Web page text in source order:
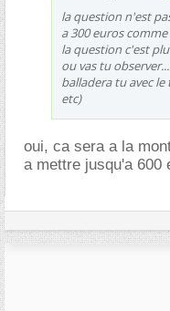
la question n'est
a 300 euros
la question c'est
ou vas tu
balladera tu avec
etc)
oui, ca sera a la
a mettre jusqu'a 600